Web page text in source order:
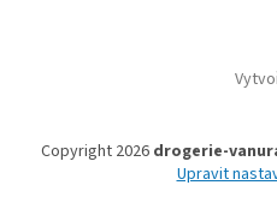
Copyright 2026 drogerie-
Upravit